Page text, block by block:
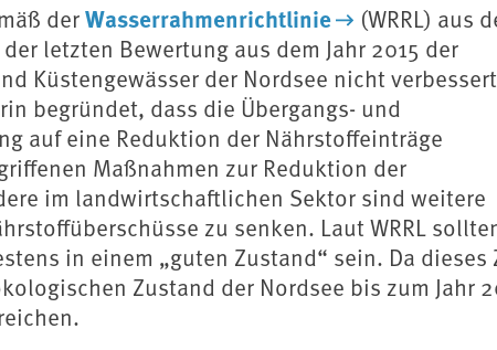
derWasserrahmenrichtlinie
(WRRL) aus
letzten Bewertung aus dem Jahr 2015 der
Küstengewässer der Nordsee nicht verbessert
begründet, dass die Übergangs- und
auf eine Reduktion der Nährstoffeinträge
Maßnahmen zur Reduktion der
im landwirtschaftlichen Sektor sind weitere
zu senken. Laut WRRL
in einem „guten Zustand“ sein. Da dieses
Zustand der Nordsee bis zum Jahr